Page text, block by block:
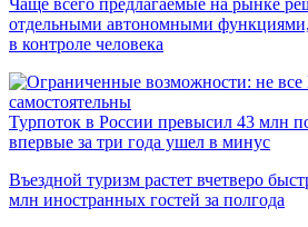
Чаще всего предлагаемые на рынке
отдельными автономными
в контроле человека
Турпоток в России превысил 43 млн
впервые за три года ушел в минус
Въездной туризм растет вчетверо
млн иностранных гостей за полгода